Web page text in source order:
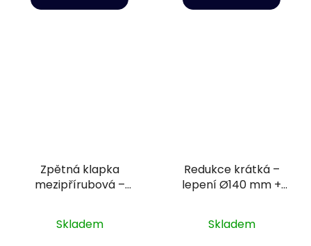
Zpětná klapka
mezipřírubová –
těsnění EPDM
Skladem
Redukce krátká –
lepení Ø140 mm +
Skladem